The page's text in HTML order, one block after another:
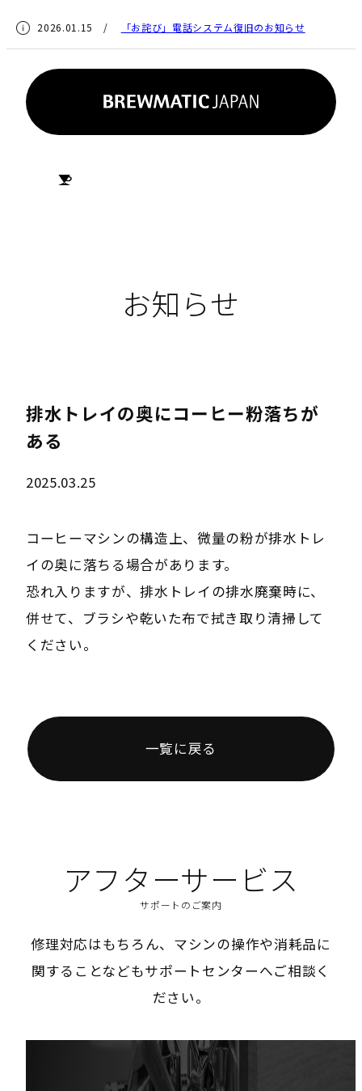
2026.01.15 / 「お詫び」電話システム復旧のお知らせ
お知らせ
排水トレイの奥にコーヒー粉落ちが
ある
2025.03.25
コーヒーマシンの構造上、微量の粉が排水トレ
イの奥に落ちる場合があります。
恐れ入りますが、排水トレイの排水廃棄時に、
併せて、ブラシや乾いた布で拭き取り清掃して
ください。
一覧に戻る
アフターサービス
サポートのご案内
修理対応はもちろん、マシンの操作や消耗品に
関することなどもサポートセンターへご相談く
ださい。